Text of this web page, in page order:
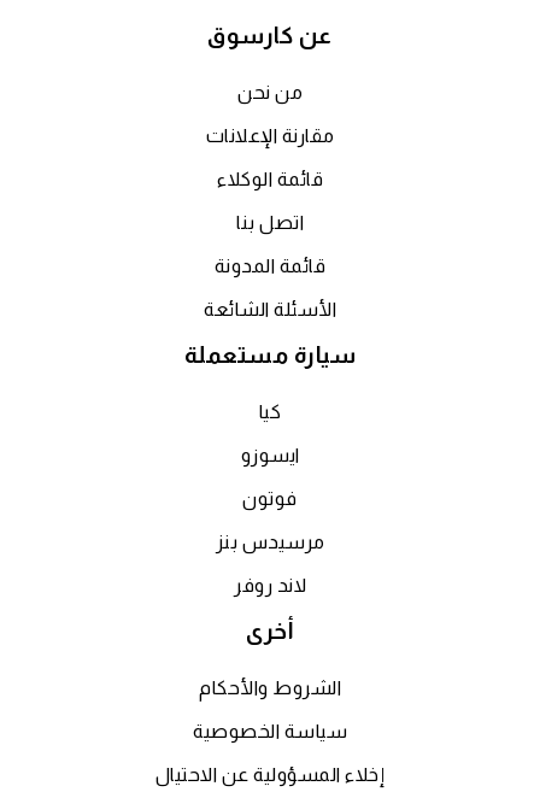
عن كارسوق
من نحن
مقارنة الإعلانات
قائمة الوكلاء
اتصل بنا
قائمة المدونة
الأسئلة الشائعة
سيارة مستعملة
كيا
ايسوزو
فوتون
مرسيدس بنز
لاند روفر
أخرى
الشروط والأحكام
سياسة الخصوصية
إخلاء المسؤولية عن الاحتيال